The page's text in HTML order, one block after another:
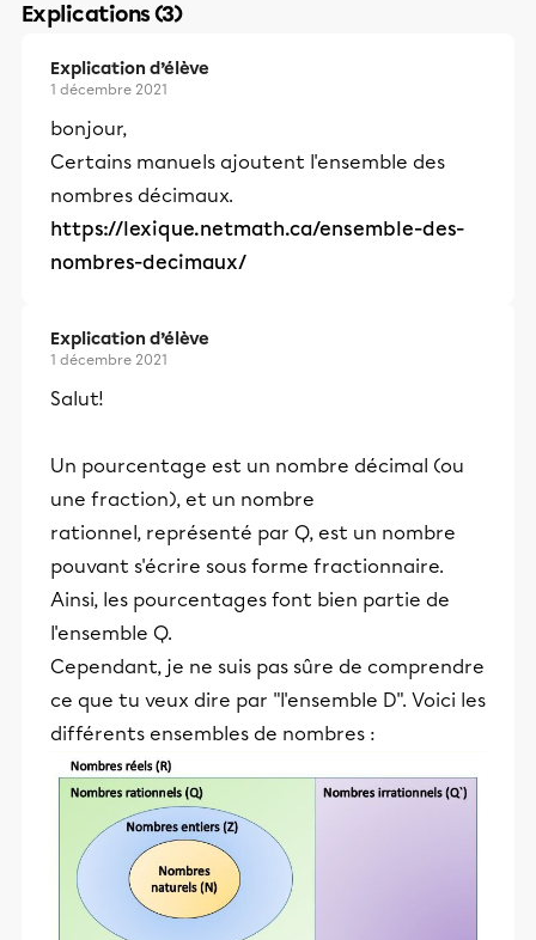
Explications (3)
Explication d’élève
1 décembre 2021
bonjour,
Certains manuels ajoutent l'ensemble des
nombres décimaux.
https://lexique.netmath.ca/ensemble-des-
nombres-decimaux/
Explication d’élève
1 décembre 2021
Salut!
Un pourcentage est un nombre décimal (ou
une fraction), et un nombre
rationnel, représenté par Q, est un nombre
pouvant s'écrire sous forme fractionnaire.
Ainsi, les pourcentages font bien partie de
l'ensemble Q.
Cependant, je ne suis pas sûre de comprendre
ce que tu veux dire par "l'ensemble D". Voici les
différents ensembles de nombres :